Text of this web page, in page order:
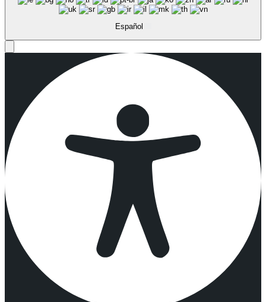
Español